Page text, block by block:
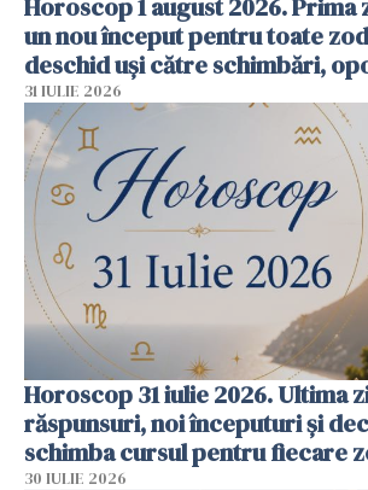
Horoscop 1 august 2026. Prima
un nou început pentru toate
deschid uși către schimbări,
31 IULIE 2026
Horoscop 31 iulie 2026. Ultima
răspunsuri, noi începuturi și
schimba cursul pentru fiecare
30 IULIE 2026